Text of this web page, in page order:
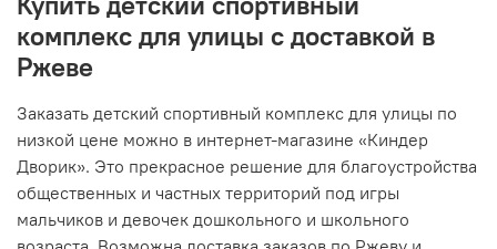
комплекс для улицы с доставкой в
Ржеве
Заказать детский спортивный комплекс для улицы по
низкой цене можно в интернет-магазине «Киндер
Дворик». Это прекрасное решение для благоустройства
общественных и частных территорий под игры
мальчиков и девочек дошкольного и школьного